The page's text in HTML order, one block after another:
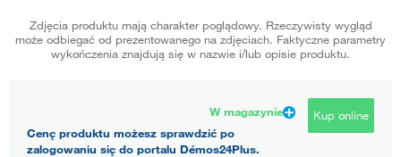
Zdjęcia produktu mają charakter poglądowy. Rzeczywisty wygląd
może odbiegać od prezentowanego na zdjęciach. Faktyczne parametry
wykończenia znajdują się w nazwie i/lub opisie produktu.
W magazynie
Cenę produktu możesz sprawdzić po
zalogowaniu się do portalu Démos24Plus.
Kup online